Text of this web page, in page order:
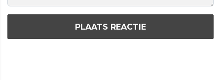
PLAATS REACTIE